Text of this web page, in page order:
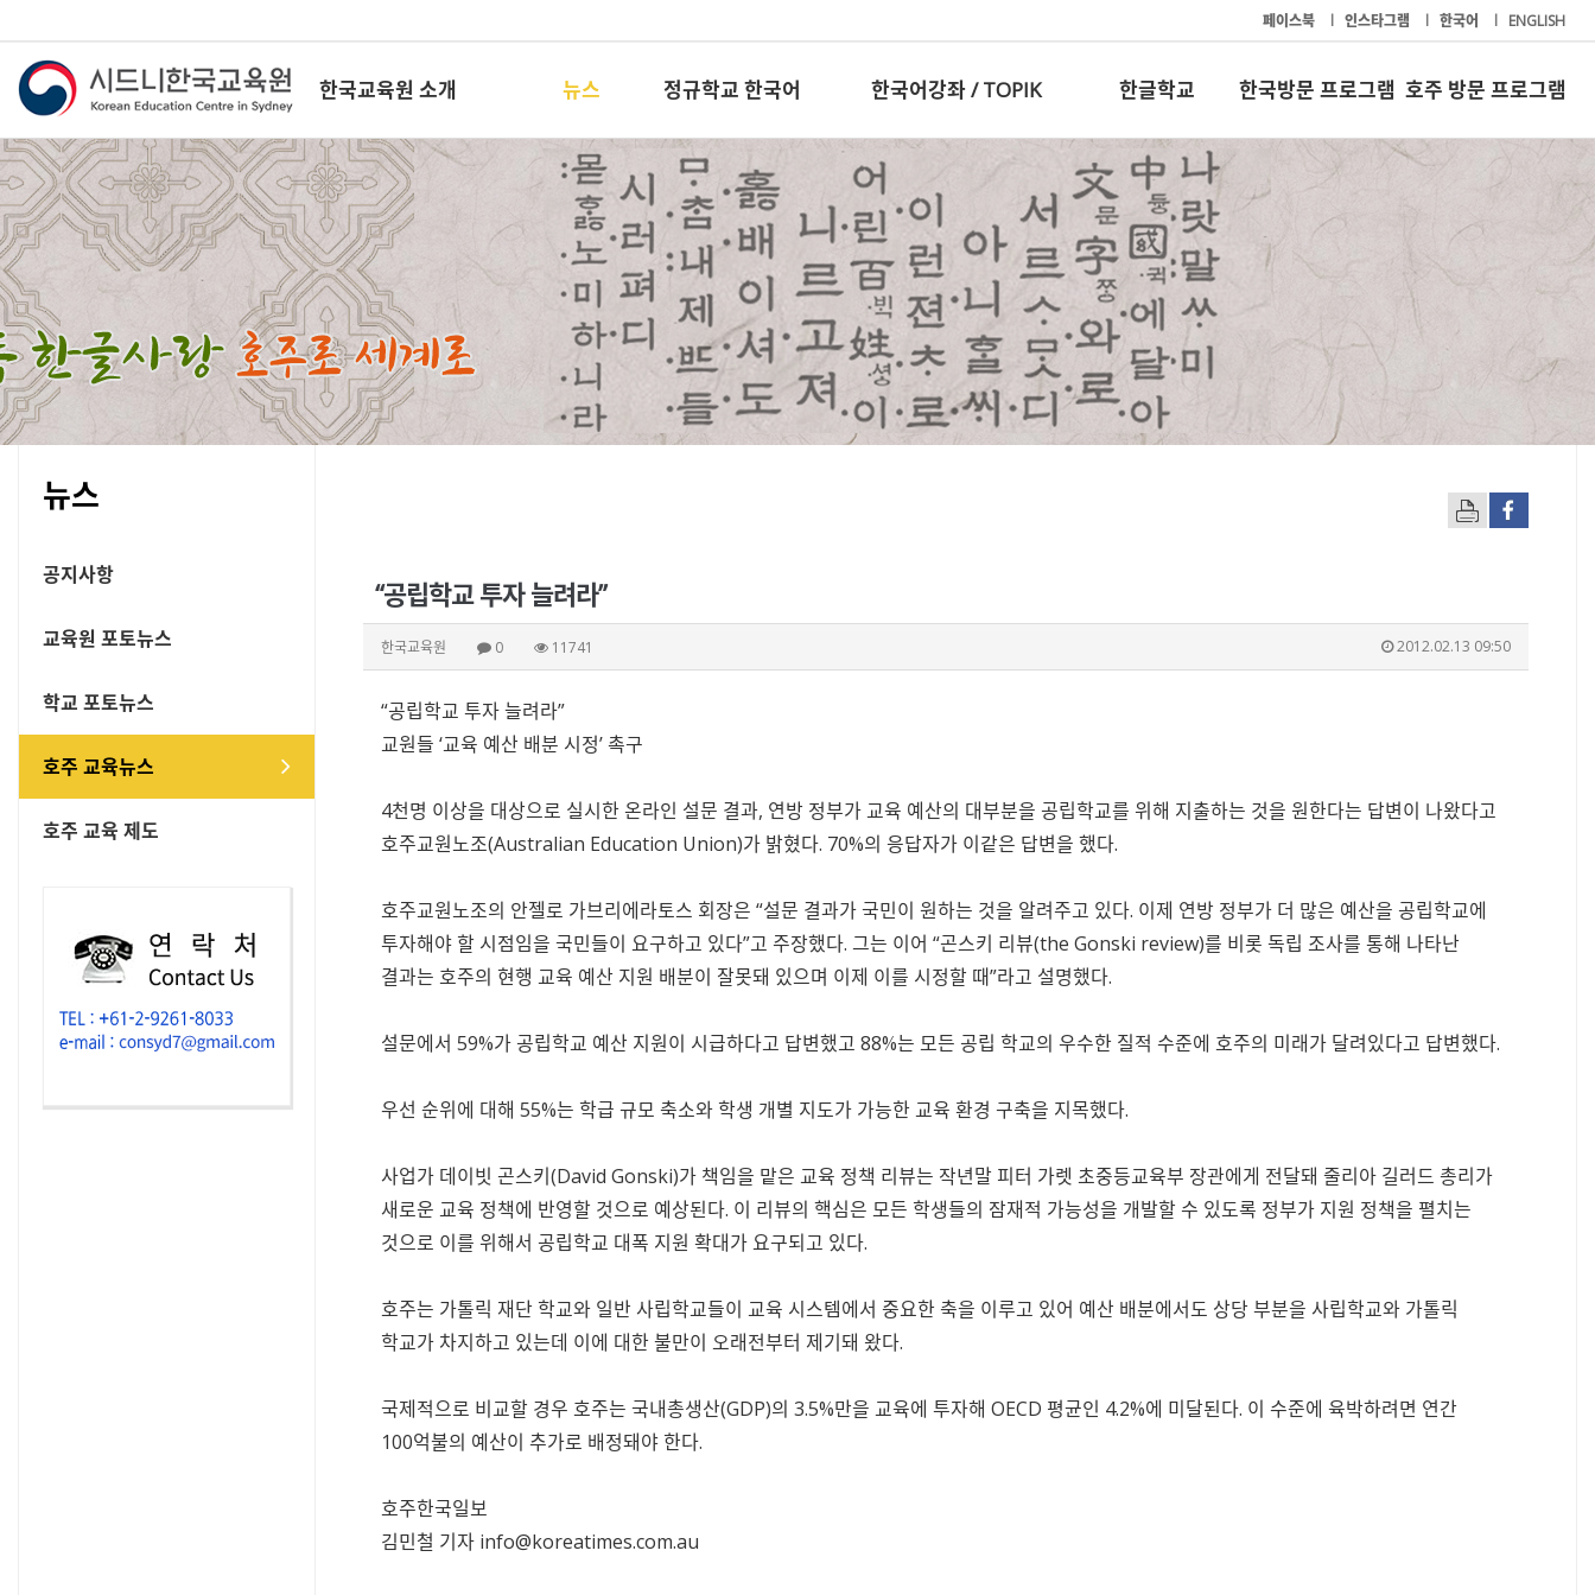
페이스북 l 인스타그램 l 한국어 l ENGLISH
한국교육원 소개 뉴스 정규학교 한국어 한국어강좌 / TOPIK 한글학교 한국방문 프로그램 호주 방문 프로그램
뉴스
공지사항
교육원 포토뉴스
학교 포토뉴스
호주 교육뉴스
호주 교육 제도
“공립학교 투자 늘려라”
한국교육원 0 11741 2012.02.13 09:50
“공립학교 투자 늘려라”
교원들 ‘교육 예산 배분 시정’ 촉구
4천명 이상을 대상으로 실시한 온라인 설문 결과, 연방 정부가 교육 예산의 대부분을 공립학교를 위해 지출하는 것을 원한다는 답변이 나왔다고
호주교원노조(Australian Education Union)가 밝혔다. 70%의 응답자가 이같은 답변을 했다.
호주교원노조의 안젤로 가브리에라토스 회장은 “설문 결과가 국민이 원하는 것을 알려주고 있다. 이제 연방 정부가 더 많은 예산을 공립학교에
투자해야 할 시점임을 국민들이 요구하고 있다”고 주장했다. 그는 이어 “곤스키 리뷰(the Gonski review)를 비롯 독립 조사를 통해 나타난
결과는 호주의 현행 교육 예산 지원 배분이 잘못돼 있으며 이제 이를 시정할 때”라고 설명했다.
설문에서 59%가 공립학교 예산 지원이 시급하다고 답변했고 88%는 모든 공립 학교의 우수한 질적 수준에 호주의 미래가 달려있다고 답변했다.
우선 순위에 대해 55%는 학급 규모 축소와 학생 개별 지도가 가능한 교육 환경 구축을 지목했다.
사업가 데이빗 곤스키(David Gonski)가 책임을 맡은 교육 정책 리뷰는 작년말 피터 가렛 초중등교육부 장관에게 전달돼 줄리아 길러드 총리가
새로운 교육 정책에 반영할 것으로 예상된다. 이 리뷰의 핵심은 모든 학생들의 잠재적 가능성을 개발할 수 있도록 정부가 지원 정책을 펼치는
것으로 이를 위해서 공립학교 대폭 지원 확대가 요구되고 있다.
호주는 가톨릭 재단 학교와 일반 사립학교들이 교육 시스템에서 중요한 축을 이루고 있어 예산 배분에서도 상당 부분을 사립학교와 가톨릭
학교가 차지하고 있는데 이에 대한 불만이 오래전부터 제기돼 왔다.
국제적으로 비교할 경우 호주는 국내총생산(GDP)의 3.5%만을 교육에 투자해 OECD 평균인 4.2%에 미달된다. 이 수준에 육박하려면 연간
100억불의 예산이 추가로 배정돼야 한다.
호주한국일보
김민철 기자 info@koreatimes.com.au